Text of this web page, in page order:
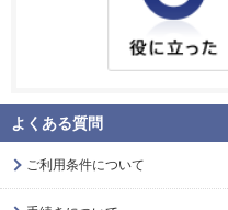
よくある質問
ご利用条件について